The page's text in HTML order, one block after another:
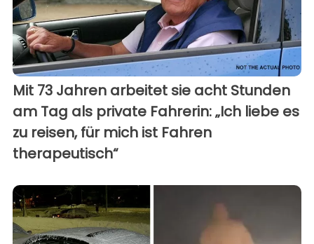
Mit 73 Jahren arbeitet sie acht Stunden
am Tag als private Fahrerin: „Ich liebe es
zu reisen, für mich ist Fahren
therapeutisch“